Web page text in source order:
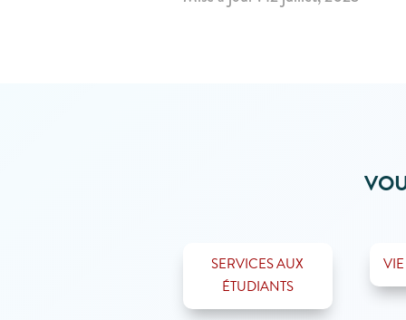
SERVICES AUX
ÉTUDIANTS